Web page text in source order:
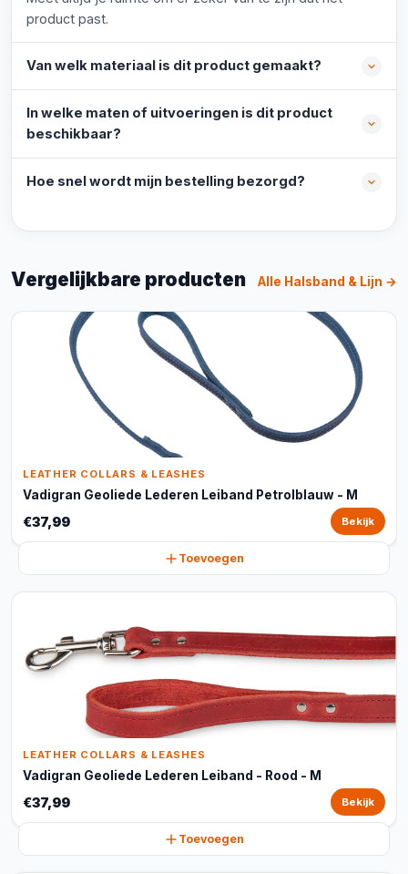
product past.
Van welk materiaal is dit product gemaakt?
In welke maten of uitvoeringen is dit product
beschikbaar?
Hoe snel wordt mijn bestelling bezorgd?
Vergelijkbare producten Alle Halsband & Lijn →
LEATHER COLLARS & LEASHES
Vadigran Geoliede Lederen Leiband Petrolblauw - M
€37,99 Bekijk
Toevoegen
LEATHER COLLARS & LEASHES
Vadigran Geoliede Lederen Leiband - Rood - M
€37,99 Bekijk
Toevoegen